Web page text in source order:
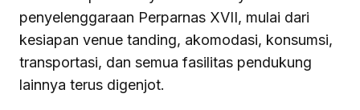
penyelenggaraan Perparnas XVII, mulai dari
kesiapan venue tanding, akomodasi, konsumsi,
transportasi, dan semua fasilitas pendukung
lainnya terus digenjot.